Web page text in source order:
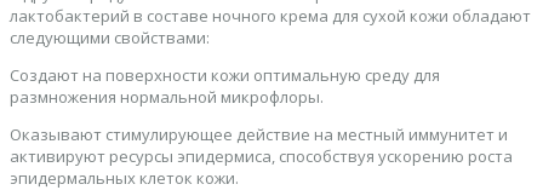
лактобактерий в составе ночного крема для сухой кожи обладают
следующими свойствами:
Создают на поверхности кожи оптимальную среду для
размножения нормальной микрофлоры.
Оказывают стимулирующее действие на местный иммунитет и
активируют ресурсы эпидермиса, способствуя ускорению роста
эпидермальных клеток кожи.